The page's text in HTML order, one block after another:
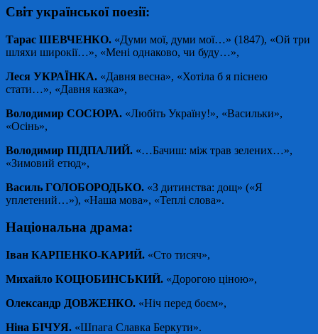
Світ української поезії:
Тарас ШЕВЧЕНКО. «Думи мої, думи мої…» (1847), «Ой три
шляхи широкії…», «Мені однаково, чи буду…»,
Леся УКРАЇНКА. «Давня весна», «Хотіла б я піснею
стати…», «Давня казка»,
Володимир СОСЮРА. «Любіть Україну!», «Васильки»,
«Осінь»,
Володимир ПІДПАЛИЙ. «…Бачиш: між трав зелених…»,
«Зимовий етюд»,
Василь ГОЛОБОРОДЬКО. «З дитинства: дощ» («Я
уплетений…»), «Наша мова», «Теплі слова».
Національна драма:
Іван КАРПЕНКО-КАРИЙ. «Сто тисяч»,
Михайло КОЦЮБИНСЬКИЙ. «Дорогою ціною»,
Олександр ДОВЖЕНКО. «Ніч перед боєм»,
Ніна БІЧУЯ. «Шпага Славка Беркути».